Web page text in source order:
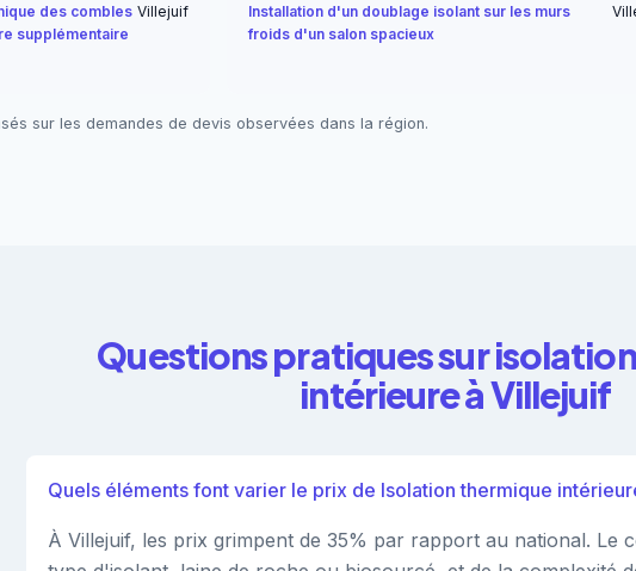
des combles
supplémentaire
Villejuif
Installation d'un doublage isolant sur les murs
froids d'un salon spacieux
sur les demandes de devis observées dans la région.
Questions pratiques sur
intérieure à Villejuif
Quels éléments font varier le prix de Isolation thermique
À Villejuif, les prix grimpent de 35% par rapport au national. Le